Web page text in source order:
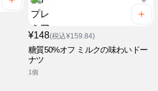
¥148(税込¥159.84)
糖質50%オフ ミルクの味わいドー
ナツ
1個